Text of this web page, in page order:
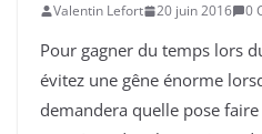
Valentin Lefort 20 juin 2016 0
Pour gagner du temps lors
évitez une gêne énorme
demandera quelle pose